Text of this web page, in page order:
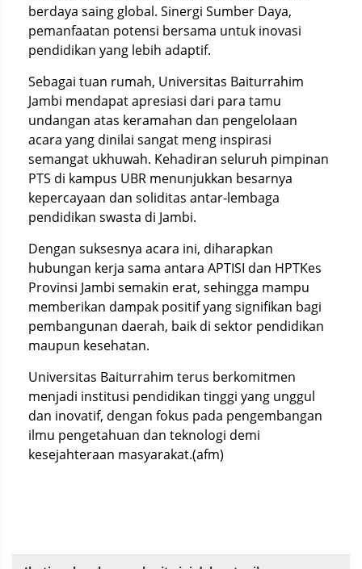
berdaya saing global. Sinergi Sumber Daya,
pemanfaatan potensi bersama untuk inovasi
pendidikan yang lebih adaptif.
Sebagai tuan rumah, Universitas Baiturrahim
Jambi mendapat apresiasi dari para tamu
undangan atas keramahan dan pengelolaan
acara yang dinilai sangat meng inspirasi
semangat ukhuwah. Kehadiran seluruh pimpinan
PTS di kampus UBR menunjukkan besarnya
kepercayaan dan soliditas antar-lembaga
pendidikan swasta di Jambi.
Dengan suksesnya acara ini, diharapkan
hubungan kerja sama antara APTISI dan HPTKes
Provinsi Jambi semakin erat, sehingga mampu
memberikan dampak positif yang signifikan bagi
pembangunan daerah, baik di sektor pendidikan
maupun kesehatan.
Universitas Baiturrahim terus berkomitmen
menjadi institusi pendidikan tinggi yang unggul
dan inovatif, dengan fokus pada pengembangan
ilmu pengetahuan dan teknologi demi
kesejahteraan masyarakat.(afm)